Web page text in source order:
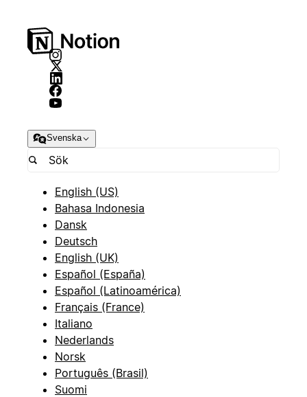
Svenska
English (US)
Bahasa Indonesia
Dansk
Deutsch
English (UK)
Español (España)
Español (Latinoamérica)
Français (France)
Italiano
Nederlands
Norsk
Português (Brasil)
Suomi